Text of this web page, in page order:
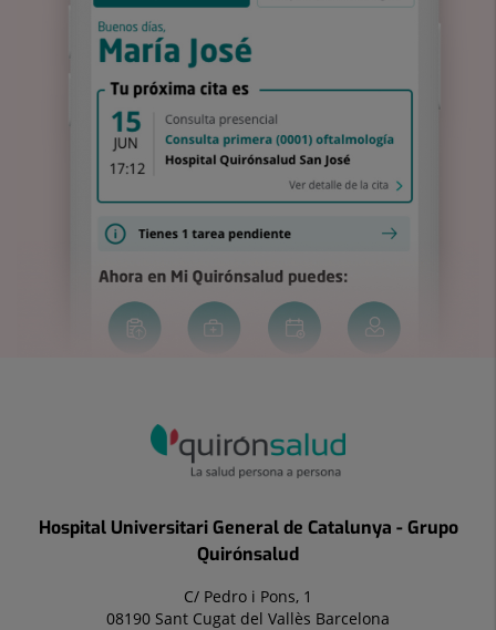
Hospital Universitari General de Catalunya - Grupo
Quirónsalud
C/ Pedro i Pons, 1
08190 Sant Cugat del Vallès Barcelona